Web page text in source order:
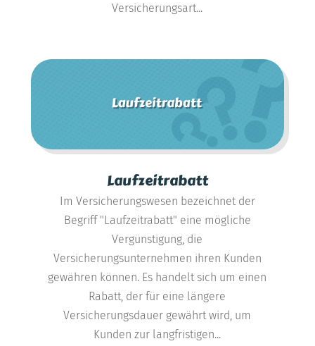
Versicherungsart...
Laufzeitrabatt
Im Versicherungswesen bezeichnet der
Begriff "Laufzeitrabatt" eine mögliche
Vergünstigung, die
Versicherungsunternehmen ihren Kunden
gewähren können. Es handelt sich um einen
Rabatt, der für eine längere
Versicherungsdauer gewährt wird, um
Kunden zur langfristigen...